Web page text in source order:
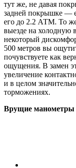
тут же, не давая
задней покрышке —
его до 2.2 АТМ. То же
выезде на холодную
некоторый
500 метров вы
почувствуете как
ощущения. В замен
увеличение
и в целом
торможениях.
Врущие манометры